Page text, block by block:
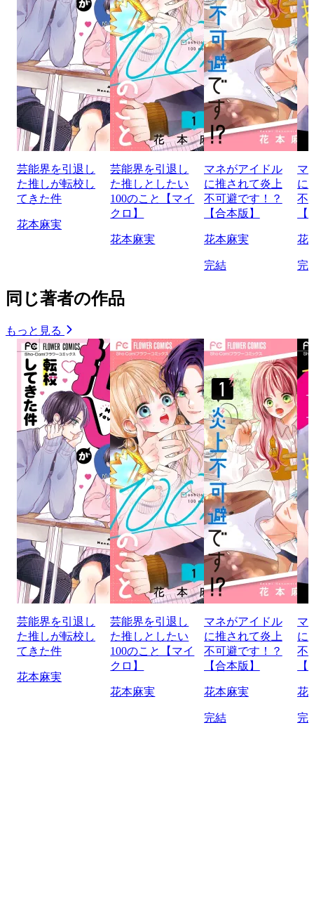
芸能界を引退し
た推しが転校し
てきた件
花本麻実
芸能界を引退し
た推しとしたい
100のこと【マイ
クロ】
花本麻実
マネがアイドル
に推されて炎上
不可避です！？
【合本版】
花本麻実
完結
マ
に
不
花
完
同じ著者の作品
もっと見る
芸能界を引退し
た推しが転校し
てきた件
花本麻実
芸能界を引退し
た推しとしたい
100のこと【マイ
クロ】
花本麻実
マネがアイドル
に推されて炎上
不可避です！？
【合本版】
花本麻実
完結
マ
に
不
花
完